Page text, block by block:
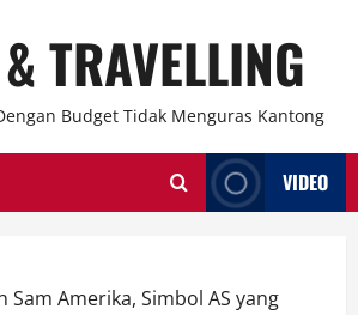
TRAVELLING
Budget Tidak Menguras Kantong
VIDEO
Sam Amerika, Simbol AS yang